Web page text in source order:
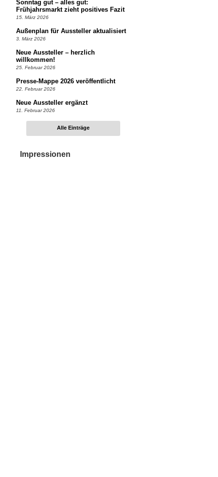
Sonntag gut – alles gut:
Frühjahrsmarkt zieht positives Fazit
15. März 2026
Außenplan für Aussteller aktualisiert
3. März 2026
Neue Aussteller – herzlich
willkommen!
25. Februar 2026
Presse-Mappe 2026 veröffentlicht
22. Februar 2026
Neue Aussteller ergänzt
11. Februar 2026
Alle Einträge
Impressionen